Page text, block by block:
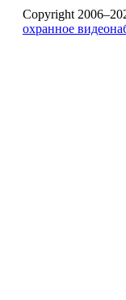
Copyright
охранное